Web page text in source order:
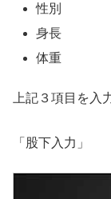
性別
身長
体重
上記３項目を入
「股下入力」